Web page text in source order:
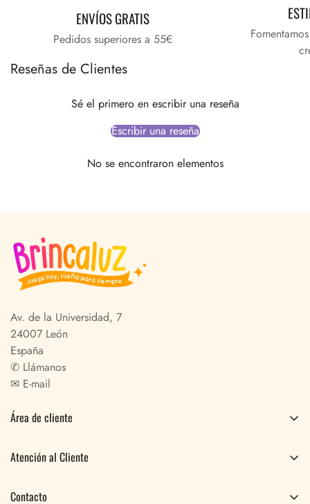
ENVÍOS GRATIS
Pedidos superiores a 55€
Reseñas de Clientes
Sé el primero en escribir una reseña
Escribir una reseña
No se encontraron elementos
Av. de la Universidad, 7
24007 León
España
✆ Llámanos
✉ E-mail
Área de cliente
Perfil
Atención al Cliente
Contacto